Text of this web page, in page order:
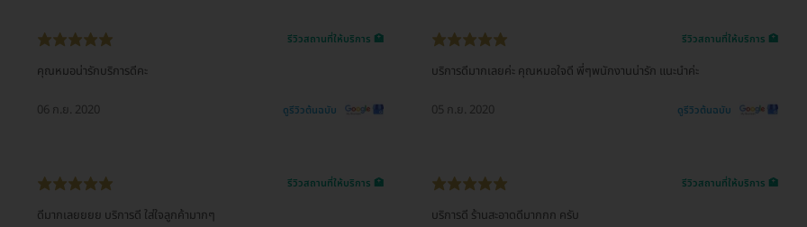
รีวิวสถานที่ให้บริการ 🏥
คุณหมอน่ารักบริการดีคะ
06 ก.ย. 2020 ดูรีวิวต้นฉบับ
รีวิวสถานที่ให้บริการ 🏥
บริการดีมากเลยค่ะ คุณหมอใจดี พี่ๆพนักงานน่ารัก แนะนำค่ะ
05 ก.ย. 2020 ดูรีวิวต้นฉบับ
รีวิวสถานที่ให้บริการ 🏥
ดีมากเลยยยย บริการดี ใส่ใจลูกค้ามากๆ
รีวิวสถานที่ให้บริการ 🏥
บริการดี ร้านสะอาดดีมากกก ครับ